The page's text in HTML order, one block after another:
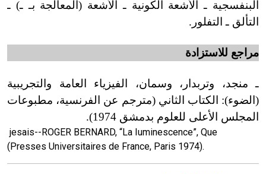
البنفسجية ـ الأشعة الكونية ـ الأشعة (المعالجة بـ ـ) ـ
التألق ـ التفلور.
مراجع للاستزادة
ـ منجد، وتربدار، وسمان، الفيزياء العامة والتجريبية
(الضوء): الكتاب الثاني (مترجم عن الفرنسية، مطبوعات
المجلس الأعلى للعلوم بدمشق 1974).
-ROGER BERNARD, “La Iuminescence”, Que
sais-
je
(Presses Universitaires de France, Paris 1974).